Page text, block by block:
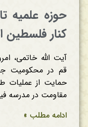
حوزه علمیه
کنار فلسطین
آیت الله خاتمی،
قم در محکومیت
حمایت از عملیات
مقاومت در مدرسه
ادامه مطلب »